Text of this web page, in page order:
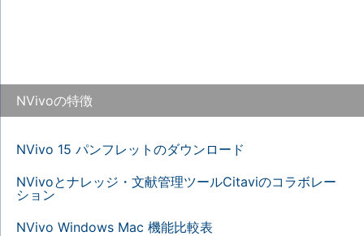
NVivoの特徴
NVivo 15 パンフレットのダウンロード
NVivoとナレッジ・文献管理ツールCitaviのコラボレー
ション
NVivo Windows Mac 機能比較表